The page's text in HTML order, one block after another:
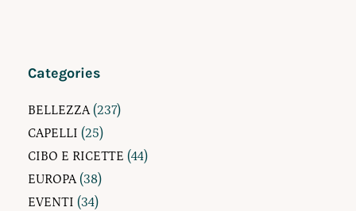
Categories
BELLEZZA(237)
CAPELLI (25)
CIBO E RICETTE (44)
EUROPA(38)
EVENTI (34)